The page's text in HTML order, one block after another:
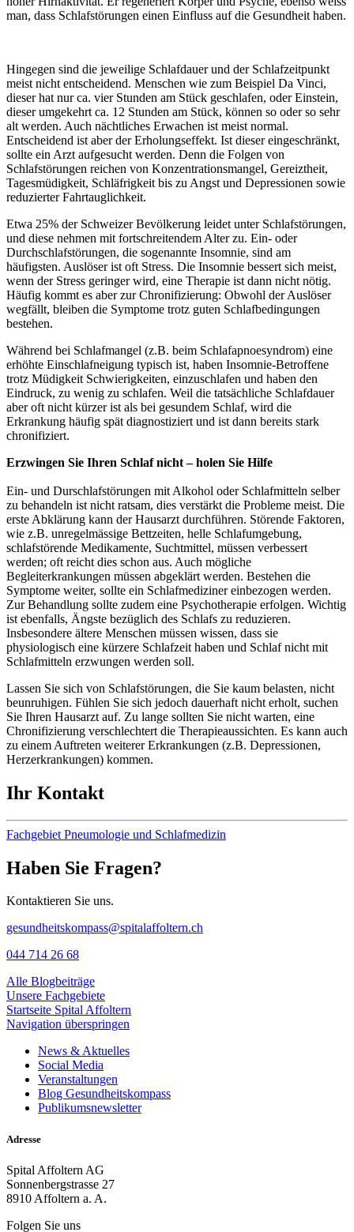
man, dass Schlafstörungen einen Einfluss auf die Gesundheit haben.
Hingegen sind die jeweilige Schlafdauer und der Schlafzeitpunkt
meist nicht entscheidend. Menschen wie zum Beispiel Da Vinci,
dieser hat nur ca. vier Stunden am Stück geschlafen, oder Einstein,
dieser umgekehrt ca. 12 Stunden am Stück, können so oder so sehr
alt werden. Auch nächtliches Erwachen ist meist normal.
Entscheidend ist aber der Erholungseffekt. Ist dieser eingeschränkt,
sollte ein Arzt aufgesucht werden. Denn die Folgen von
Schlafstörungen reichen von Konzentrationsmangel, Gereiztheit,
Tagesmüdigkeit, Schläfrigkeit bis zu Angst und Depressionen sowie
reduzierter Fahrtauglichkeit.
Etwa 25% der Schweizer Bevölkerung leidet unter Schlafstörungen,
und diese nehmen mit fortschreitendem Alter zu. Ein- oder
Durchschlafstörungen, die sogenannte Insomnie, sind am
häufigsten. Auslöser ist oft Stress. Die Insomnie bessert sich meist,
wenn der Stress geringer wird, eine Therapie ist dann nicht nötig.
Häufig kommt es aber zur Chronifizierung: Obwohl der Auslöser
wegfällt, bleiben die Symptome trotz guten Schlafbedingungen
bestehen.
Während bei Schlafmangel (z.B. beim Schlafapnoesyndrom) eine
erhöhte Einschlafneigung typisch ist, haben Insomnie-Betroffene
trotz Müdigkeit Schwierigkeiten, einzuschlafen und haben den
Eindruck, zu wenig zu schlafen. Weil die tatsächliche Schlafdauer
aber oft nicht kürzer ist als bei gesundem Schlaf, wird die
Erkrankung häufig spät diagnostiziert und ist dann bereits stark
chronifiziert.
Erzwingen Sie Ihren Schlaf nicht – holen Sie Hilfe
Ein- und Durschlafstörungen mit Alkohol oder Schlafmitteln selber
zu behandeln ist nicht ratsam, dies verstärkt die Probleme meist. Die
erste Abklärung kann der Hausarzt durchführen. Störende Faktoren,
wie z.B. unregelmässige Bettzeiten, helle Schlafumgebung,
schlafstörende Medikamente, Suchtmittel, müssen verbessert
werden; oft reicht dies schon aus. Auch mögliche
Begleiterkrankungen müssen abgeklärt werden. Bestehen die
Symptome weiter, sollte ein Schlafmediziner einbezogen werden.
Zur Behandlung sollte zudem eine Psychotherapie erfolgen. Wichtig
ist ebenfalls, Ängste bezüglich des Schlafs zu reduzieren.
Insbesondere ältere Menschen müssen wissen, dass sie
physiologisch eine kürzere Schlafzeit haben und Schlaf nicht mit
Schlafmitteln erzwungen werden soll.
Lassen Sie sich von Schlafstörungen, die Sie kaum belasten, nicht
beunruhigen. Fühlen Sie sich jedoch dauerhaft nicht erholt, suchen
Sie Ihren Hausarzt auf. Zu lange sollten Sie nicht warten, eine
Chronifizierung verschlechtert die Therapieaussichten. Es kann auch
zu einem Auftreten weiterer Erkrankungen (z.B. Depressionen,
Herzerkrankungen) kommen.
Ihr Kontakt
Fachgebiet Pneumologie und Schlafmedizin
Haben Sie Fragen?
Kontaktieren Sie uns.
gesundheitskompass@spitalaffoltern.ch
044 714 26 68
Alle Blogbeiträge
Unsere Fachgebiete
Startseite Spital Affoltern
Navigation überspringen
News & Aktuelles
Social Media
Veranstaltungen
Blog Gesundheitskompass
Publikumsnewsletter
Adresse
Spital Affoltern AG
Sonnenbergstrasse 27
8910 Affoltern a. A.
Folgen Sie uns